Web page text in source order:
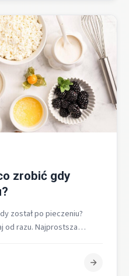
zrobić gdy
został po pieczeniu?
od razu. Najprostsza